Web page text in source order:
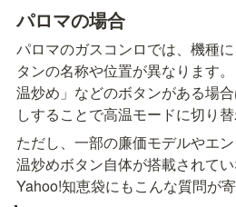
パロマの場合
パロマのガスコンロでは、機種
タンの名称や位置が異なります
温炒め」などのボタンがある場
しすることで高温モードに切り替
ただし、一部の廉価モデルやエ
温炒めボタン自体が搭載されてい
Yahoo!知恵袋にもこんな質問が寄